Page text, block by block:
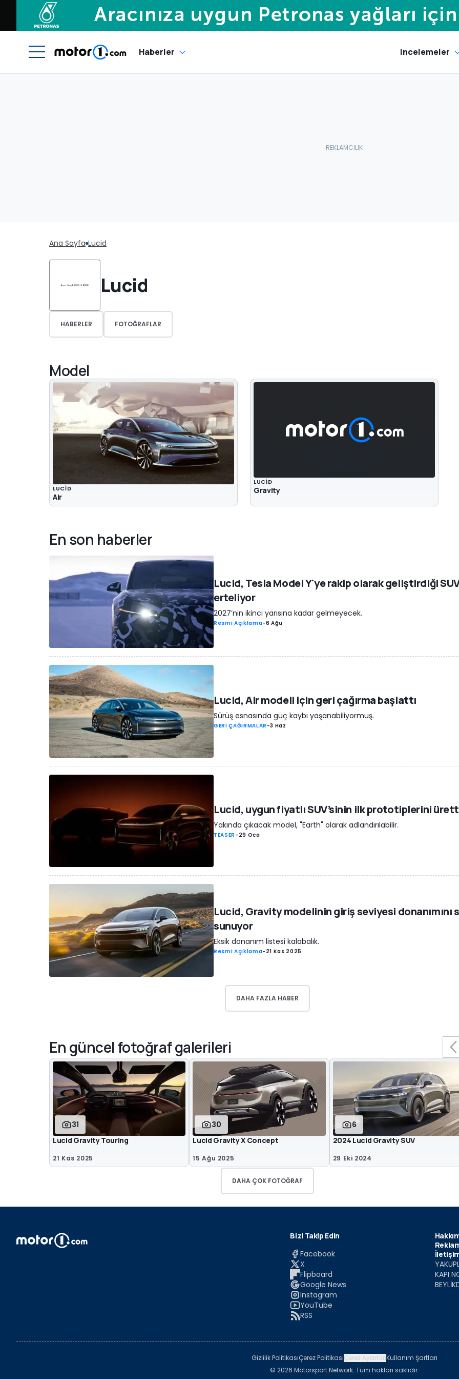
Haberler Incelemeler
Ana Sayfa Lucid
Lucid
HABERLER FOTOĞRAFLAR
Model
LUCID
Air
LUCID
Gravity
En son haberler
Lucid, Tesla Model Y'ye rakip olarak geliştirdiği
erteliyor
2027’nin ikinci yarısına kadar gelmeyecek.
Resmi Açıklama-6 Ağu
Lucid, Air modeli için geri çağırma başlattı
Sürüş esnasında güç kaybı yaşanabiliyormuş.
GERİ ÇAĞIRMALAR -3 Haz
Lucid, uygun fiyatlı SUV’sinin ilk prototiplerini
Yakında çıkacak model, "Earth" olarak adlandırılabilir.
TEASER - 29 Oca
Lucid, Gravity modelinin giriş seviyesi donanımını
sunuyor
Eksik donanım listesi kalabalık.
Resmi Açıklama- 21 Kas 2025
DAHA FAZLA HABER
En güncel fotoğraf galerileri
31
Lucid Gravity Touring
21 Kas 2025
30
Lucid Gravity X Concept
15 Ağu 2025
6
2024 Lucid Gravity SUV
29 Eki 2024
DAHA ÇOK FOTOĞRAF
Bizi Takip Edin
Facebook
X
Flipboard
Google News
Instagram
YouTube
RSS
KAPI
Gizlilik PolitikasıÇerez PolitikasıÇerez AyarlarıKullanım Şartları
© 2026 Motorsport Network. Tüm hakları saklıdır.